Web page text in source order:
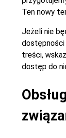
Ten nowy
Jeżeli nie
treści,
dostęp do